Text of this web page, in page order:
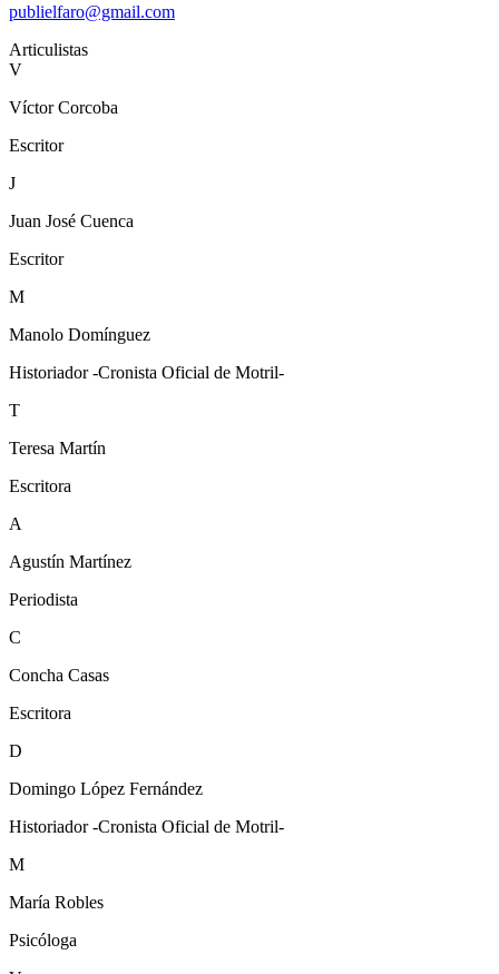
publielfaro@gmail.com
Articulistas
V
Víctor Corcoba
Escritor
J
Juan José Cuenca
Escritor
M
Manolo Domínguez
Historiador -Cronista Oficial de Motril-
T
Teresa Martín
Escritora
A
Agustín Martínez
Periodista
C
Concha Casas
Escritora
D
Domingo López Fernández
Historiador -Cronista Oficial de Motril-
M
María Robles
Psicóloga